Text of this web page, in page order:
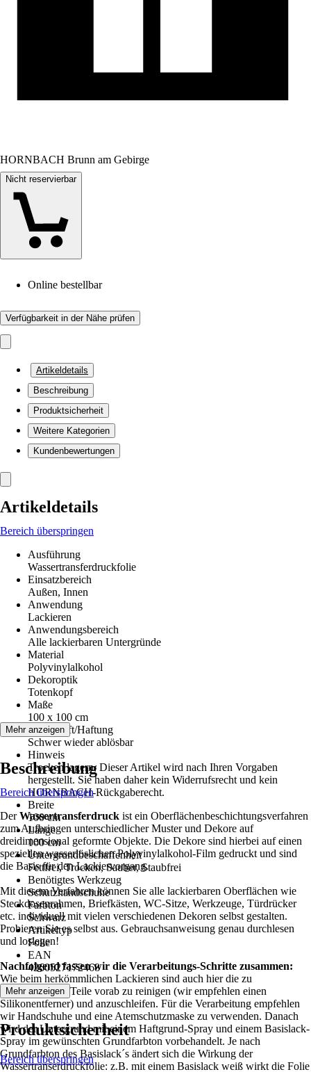
HORNBACH Brunn am Gebirge
Nicht reservierbar
Online bestellbar
Verfügbarkeit in der Nähe prüfen
Artikeldetails
Beschreibung
Produktsicherheit
Weitere Kategorien
Kundenbewertungen
Artikeldetails
Bereich überspringen
Ausführung
Wassertransferdruckfolie
Einsatzbereich
Außen, Innen
Anwendung
Lackieren
Anwendungsbereich
Alle lackierbaren Untergründe
Material
Polyvinylalkohol
Dekoroptik
Totenkopf
Maße
100 x 100 cm
Klebekraft/Haftung
Schwer wieder ablösbar
Hinweis
Trocken lagern, Dieser Artikel wird nach Ihren Vorgaben
hergestellt. Sie haben daher kein Widerrufsrecht und kein
HORNBACH-Rückgaberecht.
Breite
100 cm
Länge
100 cm
Untergrundbeschaffenheit
Fettfrei, Trocken, Sauber, Staubfrei
Benötigtes Werkzeug
Schutzhandschuhe
Farbton
Schwarz
Artikeltyp
Folie
EAN
4260527172468
Mehr anzeigen
Beschreibung
Bereich überspringen
DerWassertransferdruck ist ein Oberflächenbeschichtungsverfahren
zum Aufbringen unterschiedlicher Muster und Dekore auf
dreidimensional geformte Objekte. Die Dekore sind hierbei auf einen
speziellen wasserlöslichen Polyvinylalkohol-Film gedruckt und sind
die Basis für den Lackiervorgang.
Mit diesem Verfahren können Sie alle lackierbaren Oberflächen wie
Steckdosenrahmen, Briefkästen, WC-Sitze, Werkzeuge, Türdrücker
etc. individuell mit vielen verschiedenen Dekoren selbst gestalten.
Probieren Sie es selbst aus. Gebrauchsanweisung genau durchlesen
und loslegen!
Nachfolgend fassen wir die Verarbeitungs-Schritte zusammen:
Wie beim herkömmlichen Lackieren sind auch hier die zu
beschichtenden Teile vorab zu reinigen (wir empfehlen einen
Silikonentferner) und anzuschleifen. Für die Verarbeitung empfehlen
wir Handschuhe und eine Atemschutzmaske zu verwenden. Danach
wird der Untergrund mit einem Haftgrund-Spray und einem Basislack-
Spray im gewünschten Grundfarbton vorbehandelt. Je nach
Grundfarbton des Basislack´s ändert sich die Wirkung der
Wassertranserdruckfolie: z.B. mit einem Basislack weiß wirkt die Folie
Mehr anzeigen
Produktsicherheit
Bereich überspringen